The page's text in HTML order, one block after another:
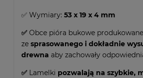
✅ Wymiary: 53 x 19 x 4 mm
✅ Obce pióra bukowe
ze sprasowanego i dokładnie
drewna aby zachowały
✅ Lamelki pozwalają na szybkie,